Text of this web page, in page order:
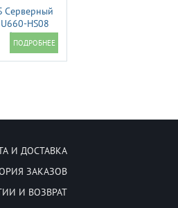
Серверный
HS08
660,
USB>
И ДОСТАВКА
ЗАКАЗОВ
И ВОЗВРАТ